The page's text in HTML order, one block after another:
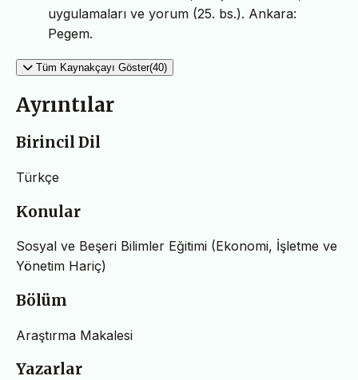
uygulamaları ve yorum (25. bs.). Ankara:
Pegem.
Tüm Kaynakçayı Göster(40)
Ayrıntılar
Birincil Dil
Türkçe
Konular
Sosyal ve Beşeri Bilimler Eğitimi (Ekonomi, İşletme ve
Yönetim Hariç)
Bölüm
Araştırma Makalesi
Yazarlar